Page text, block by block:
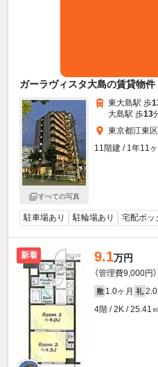
ガーラヴィスタ大島の賃貸物件
すべての写真
東大島駅 歩
大島駅 歩13
東京都江東
11階建 / 1年11
駐車場あり 駐輪場あり 宅配ボッ
新着 9.1万円
（管理費9,000円）
敷 1.0ヶ月 礼
4階 / 2K / 25.41㎡